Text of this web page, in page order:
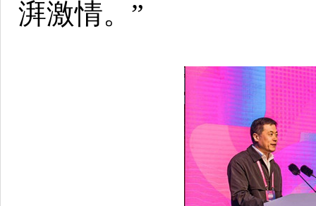
湃激情。”